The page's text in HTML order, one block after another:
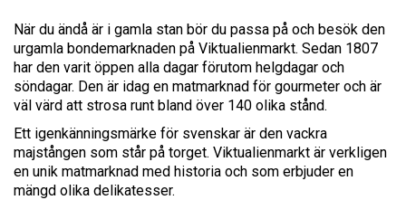
När du ändå är i gamla stan bör du passa på och besök den
urgamla bondemarknaden på Viktualienmarkt. Sedan 1807
har den varit öppen alla dagar förutom helgdagar och
söndagar. Den är idag en matmarknad för gourmeter och är
väl värd att strosa runt bland över 140 olika stånd.
Ett igenkänningsmärke för svenskar är den vackra
majstången som står på torget. Viktualienmarkt är verkligen
en unik matmarknad med historia och som erbjuder en
mängd olika delikatesser.